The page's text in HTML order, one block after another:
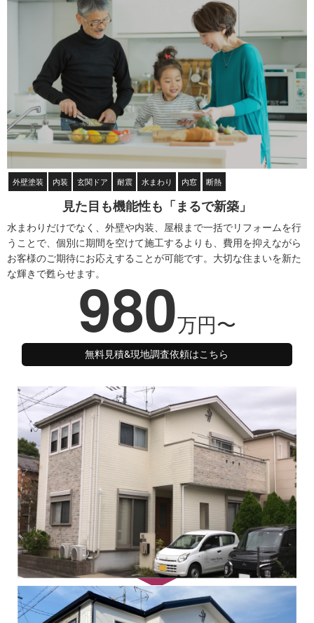
外壁塗装 内装 玄関ドア 耐震 水まわり 内窓 断熱
見た目も機能性も「まるで新築」
水まわりだけでなく、外壁や内装、屋根まで一括でリフォームを行
うことで、個別に期間を空けて施工するよりも、費用を抑えながら
お客様のご期待にお応えすることが可能です。大切な住まいを新た
な輝きで甦らせます。980万円〜
無料見積&現地調査依頼はこちら